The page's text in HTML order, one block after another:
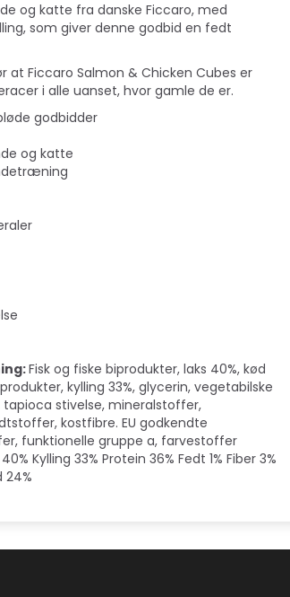
og katte fra danske Ficcaro, med
som giver denne godbid en fedt
at Ficcaro Salmon & Chicken Cubes er
i alle uanset, hvor gamle de er.
godbidder
og katte
Fisk og fiske biprodukter, laks 40%, kød
kylling 33%, glycerin, vegetabilske
stivelse, mineralstoffer,
kostfibre. EU godkendte
funktionelle gruppe a, farvestoffer
Kylling 33% Protein 36% Fedt 1% Fiber 3%
24%